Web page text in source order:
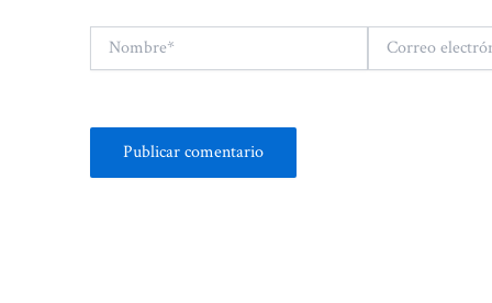
Nombre*
Correo
electrónico*